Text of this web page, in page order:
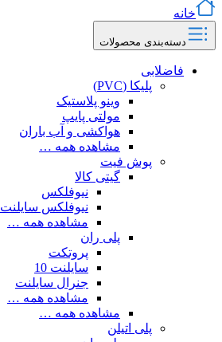
خانه
دسته‌بندی محصولات
فاضلابی
پلیکا (PVC)
وینو پلاستیک
مولتی پایپ
هواکشی و آب باران
مشاهده همه …
پوش فیت
گیتی کالا
نیوفلکس
نیوفلکس سایلنت
مشاهده همه …
پلی ران
پروتکت
سایلنت 10
جنرال سایلنت
مشاهده همه …
مشاهده همه …
پلی اتیلن